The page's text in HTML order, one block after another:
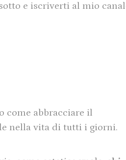
e iscriverti al mio
come abbracciare il
nella vita di tutti i giorni.